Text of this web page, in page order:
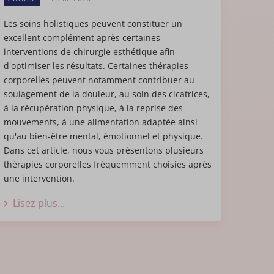
c’était un peu
mal. Après un
guérison a
principalement
suite eu bon
n’en n’ai pas
différente.
robe. Ça fait
Les soins holistiques peuvent constituer un
excellent complément après certaines
interventions de chirurgie esthétique afin
d'optimiser les résultats. Certaines thérapies
corporelles peuvent notamment contribuer au
soulagement de la douleur, au soin des cicatrices,
à la récupération physique, à la reprise des
mouvements, à une alimentation adaptée ainsi
qu'au bien-être mental, émotionnel et physique.
Dans cet article, nous vous présentons plusieurs
thérapies corporelles fréquemment choisies après
une intervention.
Lisez plus...